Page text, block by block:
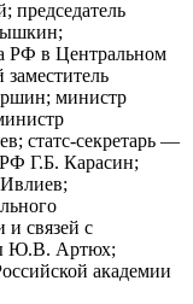
председатель
РФ в Центральном
министр
статс-секретарь —
Г.Б. Карасин;
и связей с
Ю.В. Артюх;
академии